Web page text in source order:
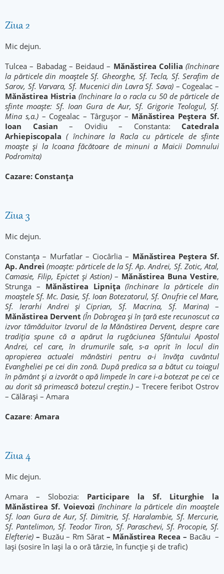
Ziua 2
Mic dejun.
Tulcea – Babadag – Beidaud – Mănăstirea Colilia (închinare
la părticele din moaștele Sf. Gheorghe, Sf. Tecla, Sf. Serafim de
Sarov, Sf. Varvara, Sf. Mucenici din Lavra Sf. Sava) – Cogealac –
Mănăstirea Histria (închinare la o racla cu 50 de părticele de
sfinte moaște: Sf. Ioan Gura de Aur, Sf. Grigorie Teologul, Sf.
Mina s,a.)– Cogealac – Târgușor – Mănăstirea Peștera Sf.
Ioan Casian – Ovidiu – Constanta: Catedrala
Arhiepiscopala( închinare la Racla cu părticele de sfinte
moaște și la Icoana făcătoare de minuni a Maicii Domnului
Podromita)
Cazare: Constanța
Ziua 3
Mic dejun.
Constanța – Murfatlar – Ciocârlia – Mănăstirea Peștera Sf.
Ap. Andrei (moaște: părticele de la Sf. Ap. Andrei, Sf. Zotic, Atal,
Camasie, Filip, Epictet și Astion)– Mănăstirea Buna Vestire,
Strunga – Mănăstirea Lipnița (închinare la părticele din
moaștele Sf. Mc. Dasie, Sf. Ioan Botezatorul, Sf. Onufrie cel Mare,
Sf. Ierarhi Andrei și Ciprian, Sf. Macrina, Sf. Marina) –
Mănăstirea Dervent (În Dobrogea şi în ţară este recunoscut ca
izvor tămăduitor Izvorul de la Mănăstirea Dervent, despre care
tradiţia spune că a apărut la rugăciunea Sfântului Apostol
Andrei, cel care, în drumurile sale, s-a oprit în locul din
apropierea actualei mănăstiri pentru a-i învăţa cuvântul
Evangheliei pe cei din zonă. După predica sa a bătut cu toiagul
în pământ şi a izvorât o apă limpede în care i-a botezat pe cei ce
au dorit să primească botezul creştin.)– Trecere feribot Ostrov
– Călărași – Amara
Cazare: Amara
Ziua 4
Mic dejun.
Amara – Slobozia: Participare la Sf. Liturghie la
Mănăstirea Sf. Voievozi(închinare la părticele din moaștele
Sf. Ioan Gura de Aur, Sf. Dimitrie, Sf. Haralambie, Sf. Mercurie,
Sf. Pantelimon, Sf. Teodor Tiron, Sf. Paraschevi, Sf. Procopie, Sf.
Elefterie) – Buzău – Rm Sărat– Mănăstirea Recea – Bacău –
Iași (sosire în Iași la o oră târzie, în funcție și de trafic)